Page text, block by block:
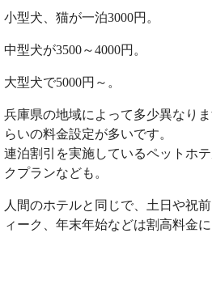
小型犬、猫が一泊3000円。
中型犬が3500～4000円。
大型犬で5000円～。
兵庫県の地域によって多少異なり
らいの料金設定が多いです。
連泊割引を実施しているペットホ
クプランなども。
人間のホテルと同じで、土日や祝
ィーク、年末年始などは割高料金